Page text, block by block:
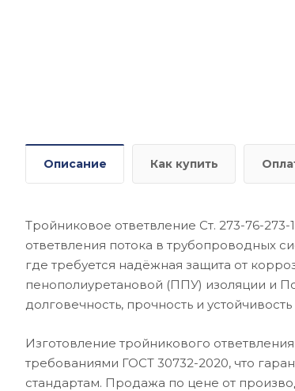
Описание Как купить
Тройниковое ответвление Ст. 273-76-
ответвления потока в трубопроводных
где требуется надёжная защита от
пенополиуретановой (ППУ) изоляции и
долговечность, прочность и
Изготовление тройникового
требованиями ГОСТ 30732-2020, что
стандартам. Продажа по цене от